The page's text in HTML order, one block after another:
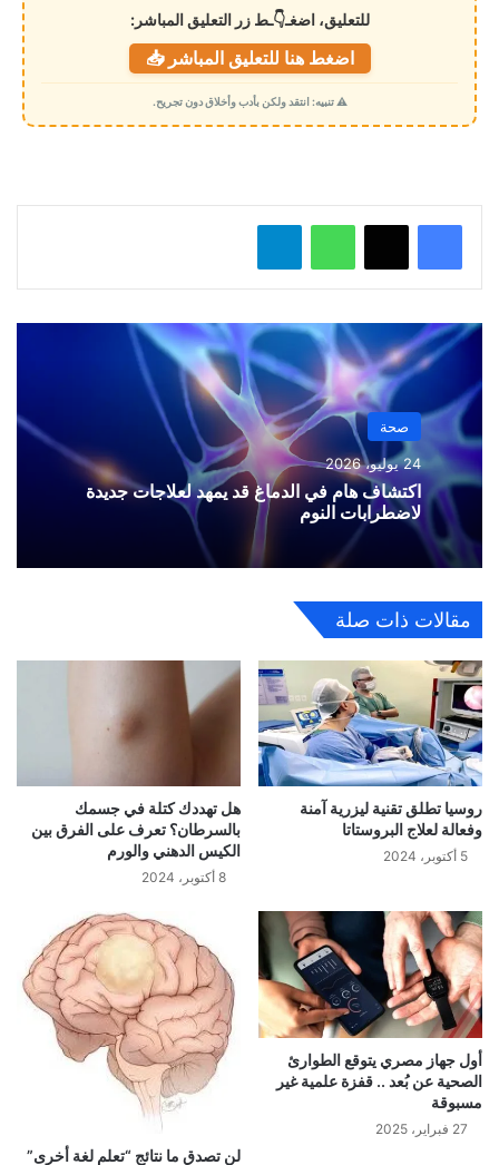
م
ي
للتعليق، اضغـ👇ـط زر التعليق المباشر:
اضغط هنا للتعليق المباشر 📥
⚠️ تنبيه: انتقد ولكن بأدب وأخلاق دون تجريح.
واتساب
صحة
24 يوليو، 2026
اكتشاف هام في الدماغ قد يمهد لعلاجات جديدة
لاضطرابات النوم
مقالات ذات صلة
روسيا تطلق تقنية ليزرية آمنة
وفعالة لعلاج البروستاتا
5 أكتوبر، 2024
هل تهددك كتلة في جسمك
بالسرطان؟ تعرف على الفرق بين
الكيس الدهني والورم
8 أكتوبر، 2024
أول جهاز مصري يتوقع الطوارئ
الصحية عن بُعد .. قفزة علمية غير
مسبوقة
27 فبراير، 2025
لن تصدق ما نتائج “تعلم لغة أخرى”